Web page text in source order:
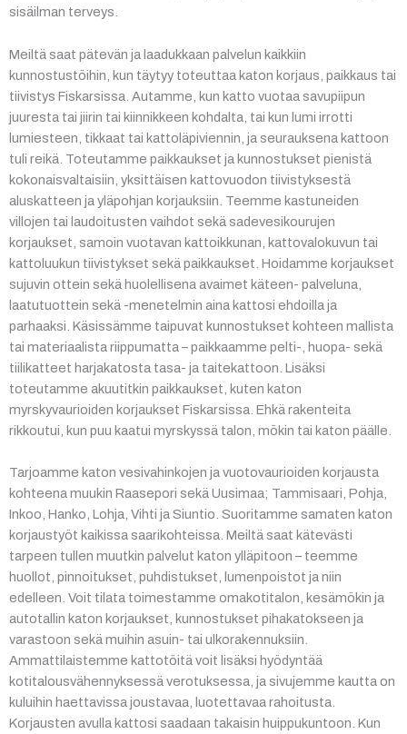
sisäilman terveys.
Meiltä saat pätevän ja laadukkaan palvelun kaikkiin
kunnostustöihin, kun täytyy toteuttaa katon korjaus, paikkaus tai
tiivistys Fiskarsissa. Autamme, kun katto vuotaa savupiipun
juuresta tai jiirin tai kiinnikkeen kohdalta, tai kun lumi irrotti
lumiesteen, tikkaat tai kattoläpiviennin, ja seurauksena kattoon
tuli reikä. Toteutamme paikkaukset ja kunnostukset pienistä
kokonaisvaltaisiin, yksittäisen kattovuodon tiivistyksestä
aluskatteen ja yläpohjan korjauksiin. Teemme kastuneiden
villojen tai laudoitusten vaihdot sekä sadevesikourujen
korjaukset, samoin vuotavan kattoikkunan, kattovalokuvun tai
kattoluukun tiivistykset sekä paikkaukset. Hoidamme korjaukset
sujuvin ottein sekä huolellisena avaimet käteen- palveluna,
laatutuottein sekä -menetelmin aina kattosi ehdoilla ja
parhaaksi. Käsissämme taipuvat kunnostukset kohteen mallista
tai materiaalista riippumatta – paikkaamme pelti-, huopa- sekä
tiilikatteet harjakatosta tasa- ja taitekattoon. Lisäksi
toteutamme akuutitkin paikkaukset, kuten katon
myrskyvaurioiden korjaukset Fiskarsissa. Ehkä rakenteita
rikkoutui, kun puu kaatui myrskyssä talon, mökin tai katon päälle.
Tarjoamme katon vesivahinkojen ja vuotovaurioiden korjausta
kohteena muukin Raasepori sekä Uusimaa; Tammisaari, Pohja,
Inkoo, Hanko, Lohja, Vihti ja Siuntio. Suoritamme samaten katon
korjaustyöt kaikissa saarikohteissa. Meiltä saat kätevästi
tarpeen tullen muutkin palvelut katon ylläpitoon – teemme
huollot, pinnoitukset, puhdistukset, lumenpoistot ja niin
edelleen. Voit tilata toimestamme omakotitalon, kesämökin ja
autotallin katon korjaukset, kunnostukset pihakatokseen ja
varastoon sekä muihin asuin- tai ulkorakennuksiin.
Ammattilaistemme kattotöitä voit lisäksi hyödyntää
kotitalousvähennyksessä verotuksessa, ja sivujemme kautta on
kuluihin haettavissa joustavaa, luotettavaa rahoitusta.
Korjausten avulla kattosi saadaan takaisin huippukuntoon. Kun